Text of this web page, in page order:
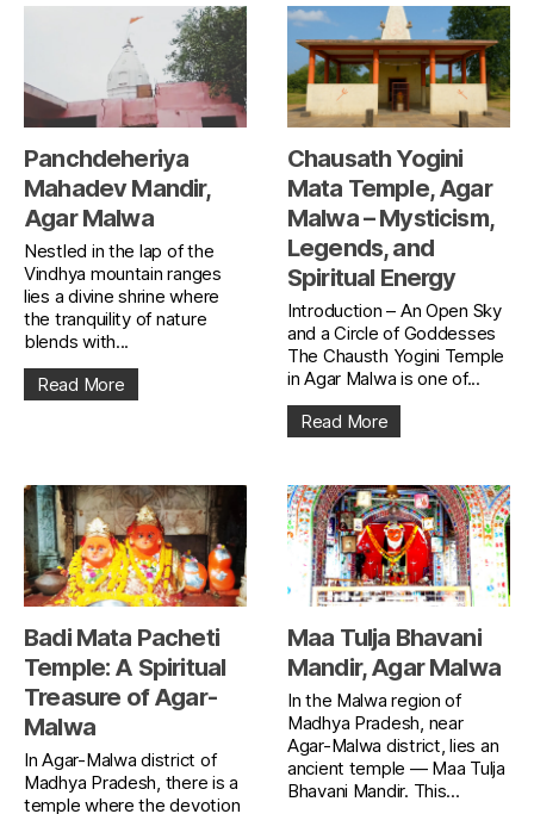
Panchdeheriya
Mahadev Mandir,
Agar Malwa
Nestled in the lap of the
Vindhya mountain ranges
lies a divine shrine where
the tranquility of nature
blends with...
Read More
Chausath Yogini
Mata Temple, Agar
Malwa – Mysticism,
Legends, and
Spiritual Energy
Introduction – An Open Sky
and a Circle of Goddesses
The Chausth Yogini Temple
in Agar Malwa is one of...
Read More
Badi Mata Pacheti
Temple: A Spiritual
Treasure of Agar-
Malwa
In Agar-Malwa district of
Madhya Pradesh, there is a
temple where the devotion
Maa Tulja Bhavani
Mandir, Agar Malwa
In the Malwa region of
Madhya Pradesh, near
Agar-Malwa district, lies an
ancient temple — Maa Tulja
Bhavani Mandir. This...